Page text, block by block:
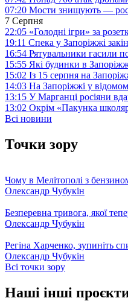
07:20 Мости знищують —
7 Серпня
22:05 «Голодні ігри» за
19:11 Спека у Запоріжжі
16:54 Рятувальники гасили
15:55 Які будинки в
15:02 Із 15 серпня на
14:03 На Запоріжжі у
13:15 У Марганці росіяни
13:02 Окрім «Пакунка
Всі новини
Точки зору
Чому в Мелітополі з
Олександр Чубукін
Безперевна тривога, якої
Олександр Чубукін
Регіна Харченко, зупиніть
Олександр Чубукін
Всі точки зору
Наші інші